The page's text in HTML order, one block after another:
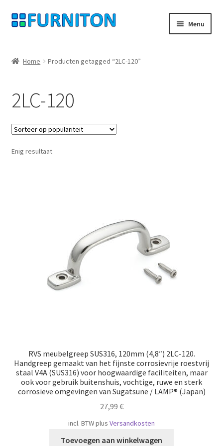
Ga
door
navigatie
Ga
naar
inhoud
Menu
Gegevensbescherming
Herroepingsrecht
Neem contact op met
Home Producten getagged “2LC-120”
2LC-120
Enig resultaat
RVS meubelgreep SUS316, 120mm (4,8″) 2LC-120.
Handgreep gemaakt van het fijnste corrosievrije roestvrij
staal V4A (SUS316) voor hoogwaardige faciliteiten, maar
ook voor gebruik buitenshuis, vochtige, ruwe en sterk
corrosieve omgevingen van Sugatsune / LAMP® (Japan)
27,99 €
incl. BTWplus Versandkosten
Toevoegen aan winkelwagen